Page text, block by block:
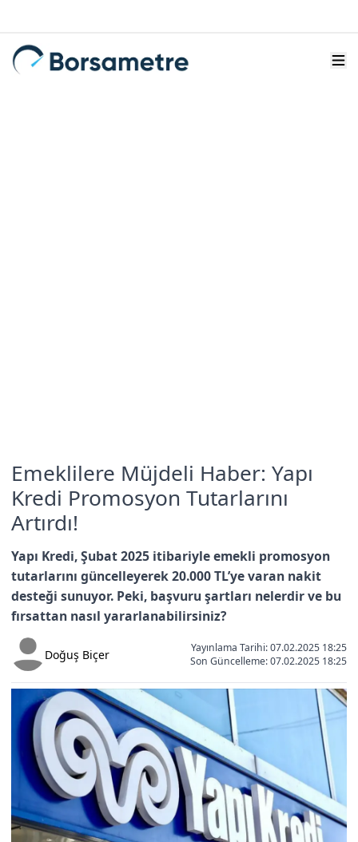
Emeklilere Müjdeli Haber: Yapı
Kredi Promosyon Tutarlarını
Artırdı!
Yapı Kredi, Şubat 2025 itibariyle emekli promosyon
tutarlarını güncelleyerek 20.000 TL’ye varan nakit
desteği sunuyor. Peki, başvuru şartları nelerdir ve bu
fırsattan nasıl yararlanabilirsiniz?
Doğuş Biçer
Yayınlama Tarihi: 07.02.2025 18:25
Son Güncelleme:07.02.2025 18:25